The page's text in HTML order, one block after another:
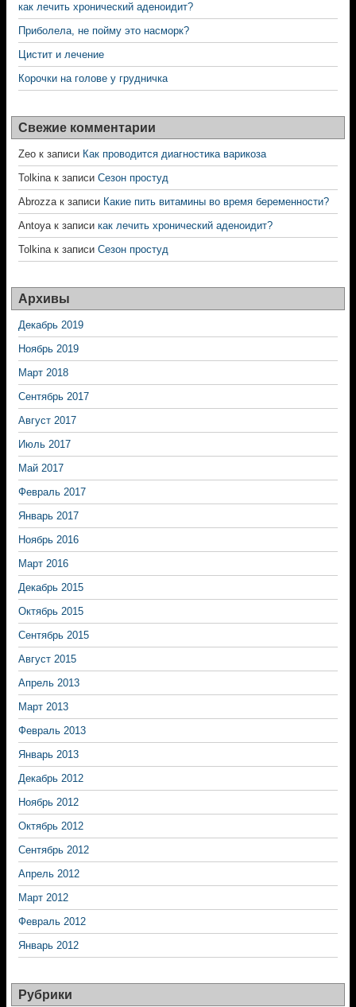
как лечить хронический аденоидит?
Приболела, не пойму это насморк?
Цистит и лечение
Корочки на голове у грудничка
Свежие комментарии
Zeo к записи Как проводится диагностика варикоза
Tolkinaк записи Сезон простуд
Abrozzaк записи Какие пить витамины во время беременности?
Antoyaк записи как лечить хронический аденоидит?
Tolkinaк записи Сезон простуд
Архивы
Декабрь 2019
Ноябрь 2019
Март 2018
Сентябрь 2017
Август 2017
Июль 2017
Май 2017
Февраль 2017
Январь 2017
Ноябрь 2016
Март 2016
Декабрь 2015
Октябрь 2015
Сентябрь 2015
Август 2015
Апрель 2013
Март 2013
Февраль 2013
Январь 2013
Декабрь 2012
Ноябрь 2012
Октябрь 2012
Сентябрь 2012
Апрель 2012
Март 2012
Февраль 2012
Январь 2012
Рубрики